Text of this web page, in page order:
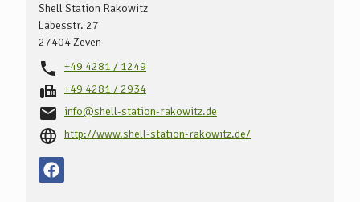
Shell Station Rakowitz
Labesstr. 27
27404Zeven
+49 4281 / 1249
+49 4281 / 2934
info@shell-station-rakowitz.de
http://www.shell-station-rakowitz.de/